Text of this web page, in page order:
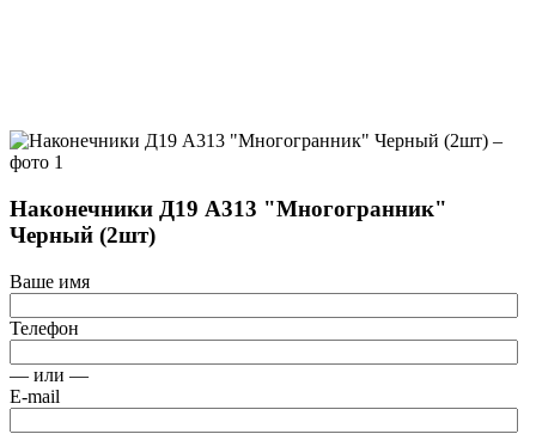
Наконечники Д19 А313 "Многогранник"
Черный (2шт)
Ваше имя
Телефон
— или —
E-mail